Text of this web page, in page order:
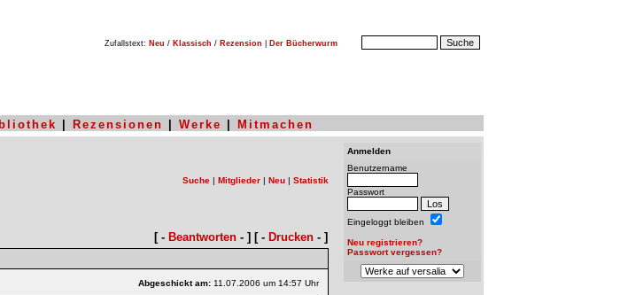
Zufallstext: Neu / Klassisch / Rezension Der Bücherwurm
Rezensionen Werke Mitmachen
Suche | Mitglieder | Neu | Statistik
[ - Beantworten - ] [ - Drucken - ]
Abgeschickt am: 11.07.2006 um 14:57 Uhr
Anmelden
Benutzername
Passwort
Eingeloggt bleiben
Neu registrieren?
Passwort vergessen?